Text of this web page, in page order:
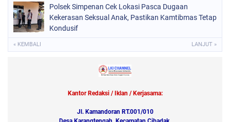
Polsek Simpenan Cek Lokasi Pasca Dugaan
Kekerasan Seksual Anak, Pastikan Kamtibmas Tetap
Kondusif
« KEMBALI LANJUT »
Kantor Redaksi / Iklan / Kerjasama:
Jl. Kamandoran RT.001/010